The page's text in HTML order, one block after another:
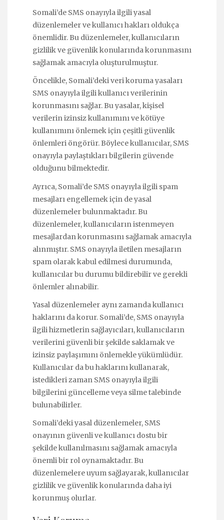
Somali’de SMS onayıyla ilgili yasal
düzenlemeler ve kullanıcı hakları oldukça
önemlidir. Bu düzenlemeler, kullanıcıların
gizlilik ve güvenlik konularında korunmasını
sağlamak amacıyla oluşturulmuştur.
Öncelikle, Somali’deki veri koruma yasaları
SMS onayıyla ilgili kullanıcı verilerinin
korunmasını sağlar. Bu yasalar, kişisel
verilerin izinsiz kullanımını ve kötüye
kullanımını önlemek için çeşitli güvenlik
önlemleri öngörür. Böylece kullanıcılar, SMS
onayıyla paylaştıkları bilgilerin güvende
olduğunu bilmektedir.
Ayrıca, Somali’de SMS onayıyla ilgili spam
mesajları engellemek için de yasal
düzenlemeler bulunmaktadır. Bu
düzenlemeler, kullanıcıların istenmeyen
mesajlardan korunmasını sağlamak amacıyla
alınmıştır. SMS onayıyla iletilen mesajların
spam olarak kabul edilmesi durumunda,
kullanıcılar bu durumu bildirebilir ve gerekli
önlemler alınabilir.
Yasal düzenlemeler aynı zamanda kullanıcı
haklarını da korur. Somali’de, SMS onayıyla
ilgili hizmetlerin sağlayıcıları, kullanıcıların
verilerini güvenli bir şekilde saklamak ve
izinsiz paylaşımını önlemekle yükümlüdür.
Kullanıcılar da bu haklarını kullanarak,
istedikleri zaman SMS onayıyla ilgili
bilgilerini güncelleme veya silme talebinde
bulunabilirler.
Somali’deki yasal düzenlemeler, SMS
onayının güvenli ve kullanıcı dostu bir
şekilde kullanılmasını sağlamak amacıyla
önemli bir rol oynamaktadır. Bu
düzenlemelere uyum sağlayarak, kullanıcılar
gizlilik ve güvenlik konularında daha iyi
korunmuş olurlar.